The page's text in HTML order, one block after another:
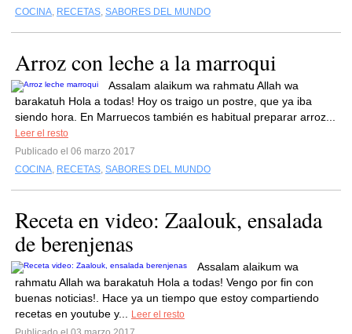
COCINA, RECETAS, SABORES DEL MUNDO
Arroz con leche a la marroqui
Assalam alaikum wa rahmatu Allah wa
barakatuh Hola a todas! Hoy os traigo un postre, que ya iba
siendo hora. En Marruecos también es habitual preparar arroz...
Leer el resto
Publicado el 06 marzo 2017
COCINA, RECETAS, SABORES DEL MUNDO
Receta en video: Zaalouk, ensalada
de berenjenas
Assalam alaikum wa
rahmatu Allah wa barakatuh Hola a todas! Vengo por fin con
buenas noticias!. Hace ya un tiempo que estoy compartiendo
recetas en youtube y...
Leer el resto